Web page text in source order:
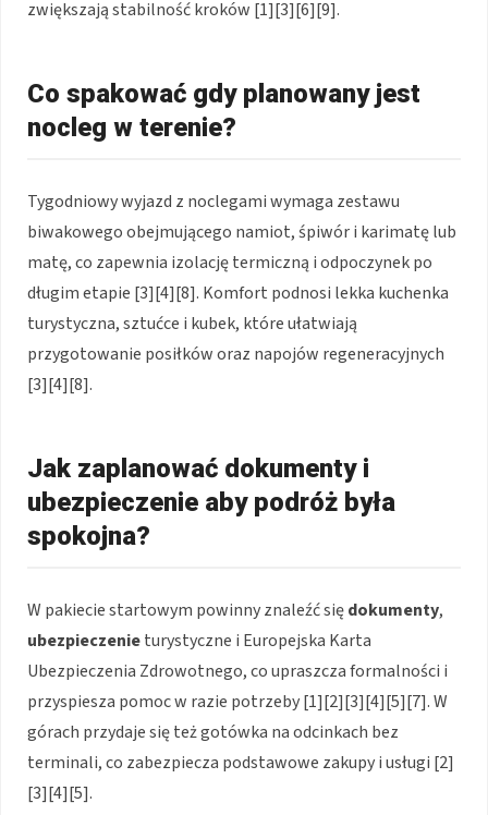
zwiększają stabilność kroków [1][3][6][9].
Co spakować gdy planowany jest
nocleg w terenie?
Tygodniowy wyjazd z noclegami wymaga zestawu
biwakowego obejmującego namiot, śpiwór i karimatę lub
matę, co zapewnia izolację termiczną i odpoczynek po
długim etapie [3][4][8]. Komfort podnosi lekka kuchenka
turystyczna, sztućce i kubek, które ułatwiają
przygotowanie posiłków oraz napojów regeneracyjnych
[3][4][8].
Jak zaplanować dokumenty i
ubezpieczenie aby podróż była
spokojna?
W pakiecie startowym powinny znaleźć siędokumenty,
ubezpieczenieturystyczne i Europejska Karta
Ubezpieczenia Zdrowotnego, co upraszcza formalności i
przyspiesza pomoc w razie potrzeby [1][2][3][4][5][7]. W
górach przydaje się też gotówka na odcinkach bez
terminali, co zabezpiecza podstawowe zakupy i usługi [2]
[3][4][5].